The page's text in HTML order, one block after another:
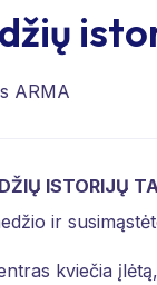
ARMA
ISTORIJŲ
ir
kviečia